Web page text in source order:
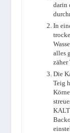
darin
In
alles
zäher
Die
Teig